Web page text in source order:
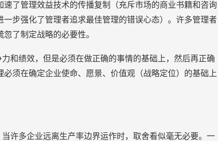
了管理效益技术的传播复制（充斥市场的商业书籍和咨询
步强化了管理者追求最佳管理的错误心态）。许多管理者
了制定战略的必要性。
和绩效，但是必须在做正确的事情的基础上，然后再正确
须在确定企业使命、愿景、价值观（战略定位）的基础上
许多企业远离生产率边界运作时，取舍看似毫无必要。一